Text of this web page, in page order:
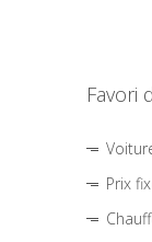
Favori
Prix